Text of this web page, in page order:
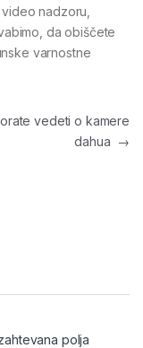
nadzoru,
da obiščete
varnostne
vedeti o kamere
dahua →
polja